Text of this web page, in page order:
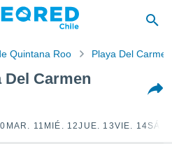
Quintana Roo Playa Del Carmen
Del Carmen
MAR. 11 MIÉ. 12JUE. 13VIE. 14